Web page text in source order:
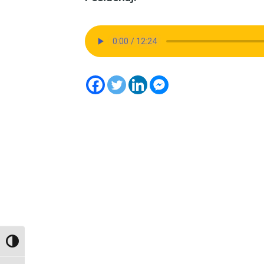
Toggle High Contrast